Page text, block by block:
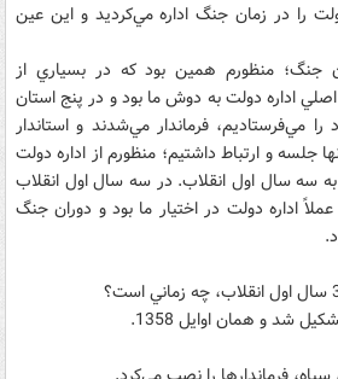
را در زمان جنگ اداره مي‌كرديد و اين عين
جنگ؛ منظورم همين بود كه در بسياري از
اداره دولت به دوش ما بود و در پنج استان
مي‌فرستاديم، فرماندار مي‌شدند و استاندار
و ارتباط داشتيم؛ منظورم از اداره دولت
به سه سال اول انقلاب. در سه سال اول انقلاب
اداره دولت در اختيار ما بود و دوران جنگ